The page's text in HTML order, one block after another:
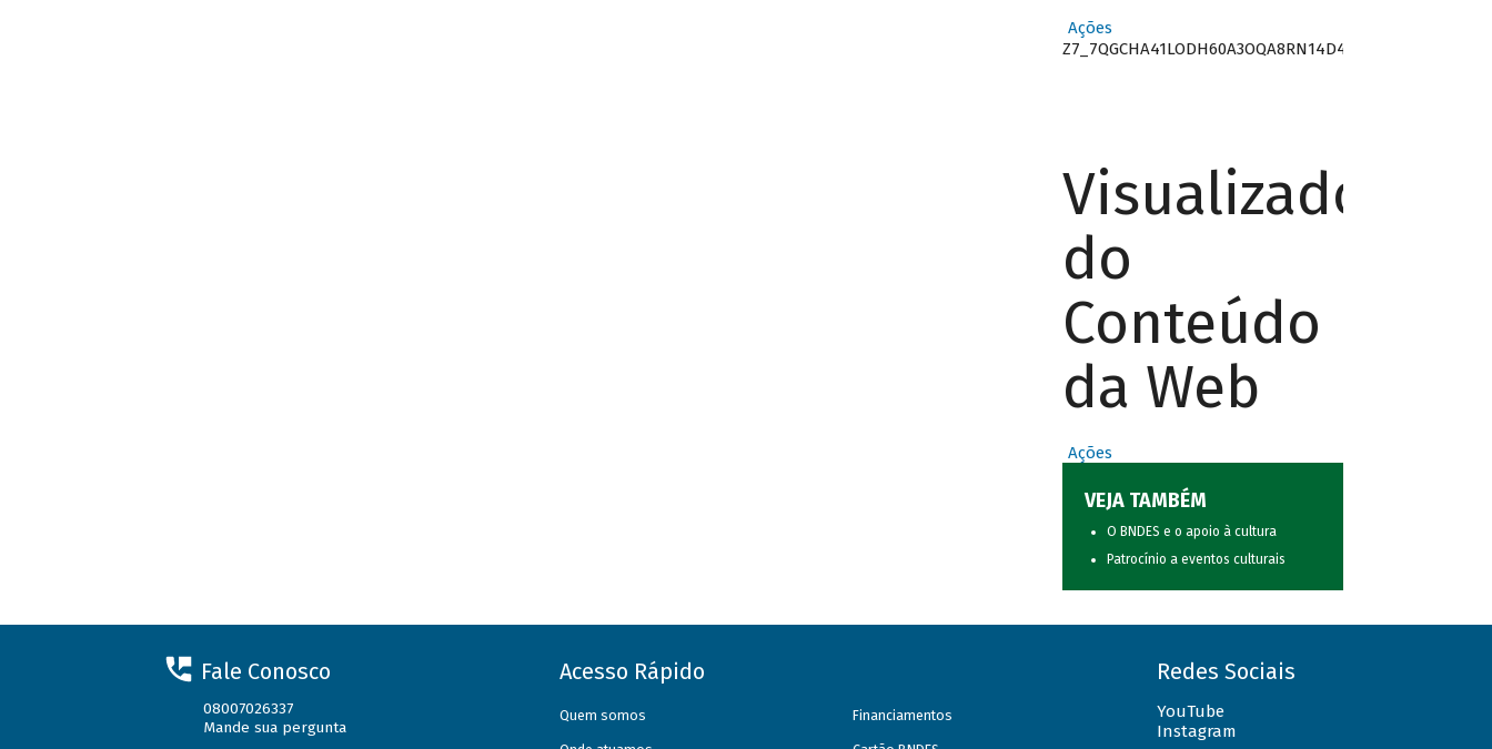
Ações
Z7_7QGCHA41LODH60A3OQA8RN14D4
Visualizador
do
Conteúdo
da Web
Ações
VEJA TAMBÉM
O BNDES e o apoio à cultura
Patrocínio a eventos culturais
Fale Conosco
08007026337
Mande sua pergunta
Acesso Rápido
Quem somos Financiamentos
Redes Sociais
YouTube
Instagram